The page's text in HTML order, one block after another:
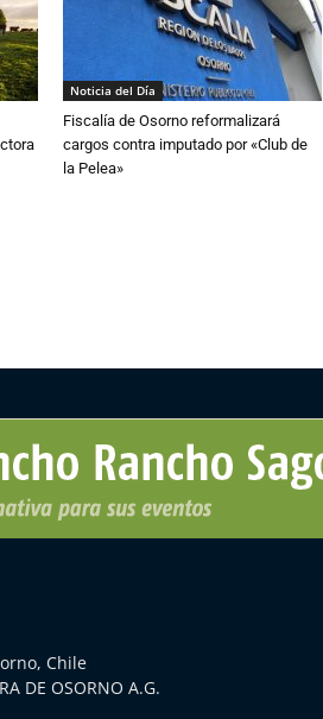
Noticia del Día
Fiscalía de Osorno reformalizará
cargos contra imputado por «Club de
la Pelea»
Chile
DE OSORNO A.G.